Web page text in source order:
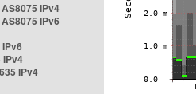
IPv4
IPv6
IPv4
IPv4